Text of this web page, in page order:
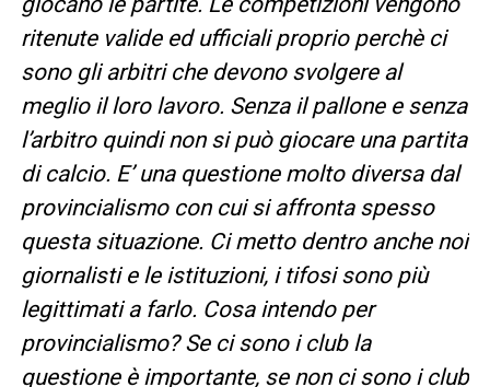
ritenute valide ed ufficiali proprio perchè ci
sono gli arbitri che devono svolgere al
meglio il loro lavoro. Senza il pallone e senza
l’arbitro quindi non si può giocare una partita
di calcio. E’ una questione molto diversa dal
provincialismo con cui si affronta spesso
questa situazione. Ci metto dentro anche noi
giornalisti e le istituzioni, i tifosi sono più
legittimati a farlo. Cosa intendo per
provincialismo? Se ci sono i club la
questione è importante, se non ci sono i club